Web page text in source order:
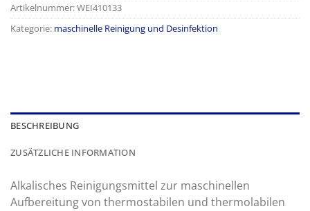
Artikelnummer:WEI410133
Kategorie: maschinelle Reinigung und Desinfektion
BESCHREIBUNG
ZUSÄTZLICHE INFORMATION
Alkalisches Reinigungsmittel zur maschinellen
Aufbereitung von thermostabilen und thermolabilen